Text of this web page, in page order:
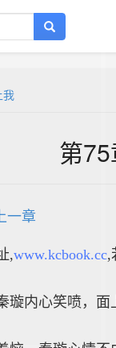
我
第75
一章
,www.kcbook.cc,
璇内心笑喷，面